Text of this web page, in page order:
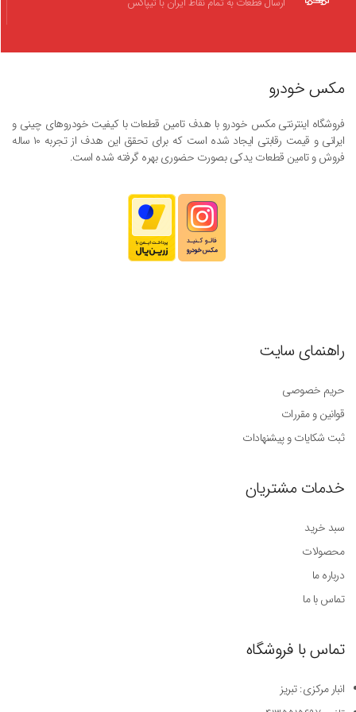
مکس خودرو
فروشگاه اینترنتی مکس خودرو با هدف تامین قطعات با کیفیت خودروهای چینی و
ایرانی و قیمت رقابتی ایجاد شده است که برای تحقق این هدف از تجربه ۱۰ ساله
فروش و تامین قطعات یدکی بصورت حضوری بهره گرفته شده است.
راهنمای سایت
حریم خصوصی
قوانین و مقررات
ثبت شکایات و پیشنهادات
خدمات مشتریان
سبد خرید
محصولات
درباره ما
تماس با ما
تماس با فروشگاه
انبار مرکزی: تبریز